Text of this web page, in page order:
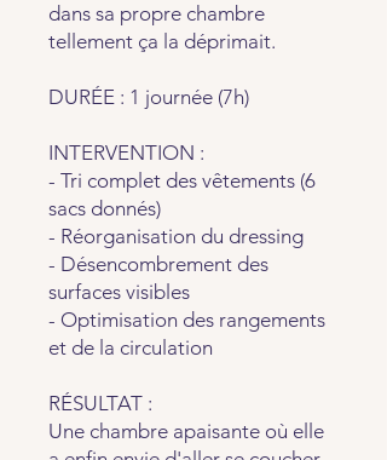
dans sa propre chambre
tellement ça la déprimait.
DURÉE : 1 journée (7h)
INTERVENTION :
- Tri complet des vêtements (6
sacs donnés)
- Réorganisation du dressing
- Désencombrement des
surfaces visibles
- Optimisation des rangements
et de la circulation
RÉSULTAT :
Une chambre apaisante où elle